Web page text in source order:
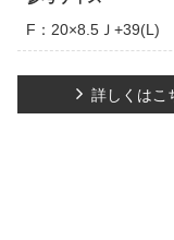
F：20×8.5Ｊ
詳しくはこ